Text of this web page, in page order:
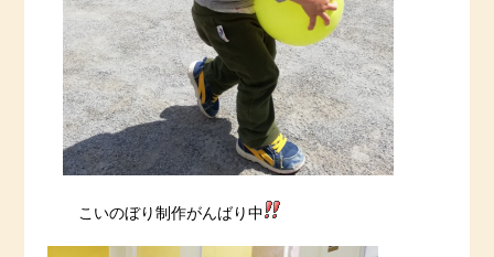
こいのぼり制作がんばり中